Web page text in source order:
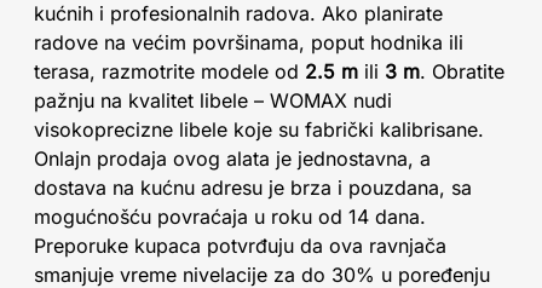
kućnih i profesionalnih radova. Ako planirate
radove na većim površinama, poput hodnika ili
terasa, razmotrite modele od 2.5 m ili 3 m. Obratite
pažnju na kvalitet libele – WOMAX nudi
visokoprecizne libele koje su fabrički kalibrisane.
Onlajn prodaja ovog alata je jednostavna, a
dostava na kućnu adresu je brza i pouzdana, sa
mogućnošću povraćaja u roku od 14 dana.
Preporuke kupaca potvrđuju da ova ravnjača
smanjuje vreme nivelacije za do 30% u poređenju